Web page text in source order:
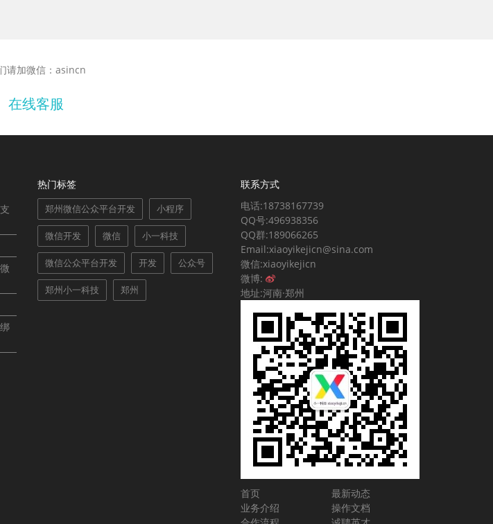
请加微信：asincn
在线客服
热门标签
郑州微信公众平台开发 小程序
微信开发 微信 小一科技
微信公众平台开发 开发 公众号
郑州小一科技 郑州
联系方式
电话:18738167739
QQ号:496938356
QQ群:189066265
Email:xiaoyikejicn@sina.com
微信:xiaoyikejicn
微博:
地址:河南·郑州
首页
最新动态
业务介绍
操作文档